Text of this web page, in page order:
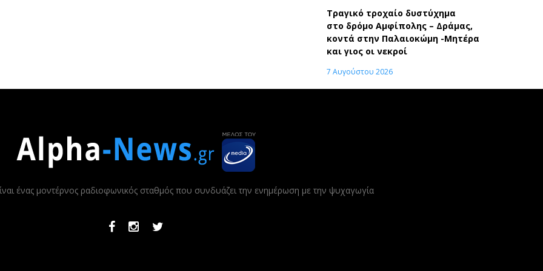
Τραγικό τροχαίο δυστύχημα
στο δρόμο Αμφίπολης – Δράμας,
κοντά στην Παλαιοκώμη -Μητέρα
και γιος οι νεκροί
7 Αυγούστου 2026
ένας μοντέρνος ραδιοφωνικός σταθμός που συνδυάζει την ενημέρωση με την ψυχαγωγία
FacebookInstagramTwitter